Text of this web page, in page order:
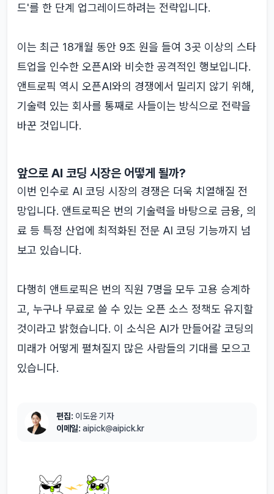
드'를 한 단계 업그레이드하려는 전략입니다.
이는 최근 18개월 동안 9조 원을 들여 3곳 이상의 스타
트업을 인수한 오픈AI와 비슷한 공격적인 행보입니다.
앤트로픽 역시 오픈AI와의 경쟁에서 밀리지 않기 위해,
기술력 있는 회사를 통째로 사들이는 방식으로 전략을
바꾼 것입니다.
앞으로 AI 코딩 시장은 어떻게 될까?
이번 인수로 AI 코딩 시장의 경쟁은 더욱 치열해질 전
망입니다. 앤트로픽은 번의 기술력을 바탕으로 금융, 의
료 등 특정 산업에 최적화된 전문 AI 코딩 기능까지 넘
보고 있습니다.
다행히 앤트로픽은 번의 직원 7명을 모두 고용 승계하
고, 누구나 무료로 쓸 수 있는 오픈 소스 정책도 유지할
것이라고 밝혔습니다. 이 소식은 AI가 만들어갈 코딩의
미래가 어떻게 펼쳐질지 많은 사람들의 기대를 모으고
있습니다.
편집: 이도윤 기자
이메일: aipick@aipick.kr